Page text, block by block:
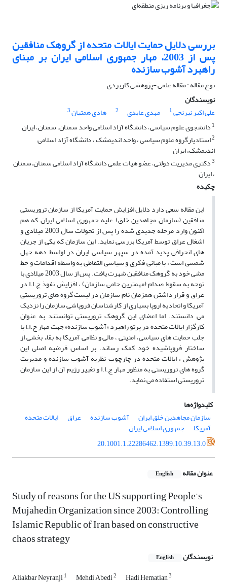
بررسی دلایل حمایت ایالات متحده از گروهک منافقین
پس از 2003، مهار جمهوری اسلامی ایران بر مبنای
راهبرد آشوب سازنده
نوع مقاله : مقاله علمی -پژوهشی کاربردی
نویسندگان
علی اکبر نیرنجی1 مهدی عابدی 2 هادی همتیان3
1 دانشجوی علوم سیاسی، دانشگاه آزاد اسلامی واحد سمنان، سمنان، ایران
2استادیارگروه علوم سیاسی ، واحد اندیمشک ، دانشگاه آزاد اسلامی
اندیمشک، ایران
3دکتری مدیریت دولتی، عضو هیات علمی دانشگاه آزاد اسلامی سمنان،سمنان
، ایران
چکیده
این مقاله سعی دارد دلایل افزایش حمایت آمریکا از سازمان تروریستی
منافقین (سازمان مجاهدین خلق) علیه جمهوری اسلامی ایران که هم
اکنون وارد مرحله جدیدی شده را پس از تحولات سال 2003 میلادی و
اشغال عراق توسط آمریکا بررسی نماید. این سازمان که یکی از جریان
های انحرافی پدید آمده در سپهر سیاسی ایران در اواسط دهه چهل
شمسی است ، با مبانی فکری و سیاسی التقاطی به واسطه اقدامات و خط
مشی خود به گروهک منافقین شهرت یافت. پس از سال 2003 میلادی با
توجه به سقوط صدام (مهمترین حامی سازمان) ، افزایش نفوذ ج.ا.ا در
عراق و قرار داشتن همزمان نام سازمان در لیست گروه های تروریستی
آمریکا و اتحادیه اروپا بسیاری از کارشناسان فروپاشی سازمان را نزدیک
می دانستند. اما اعضای این گروهک تروریستی توانستند به عنوان
کارگزار ایالات متحده در پرتو راهبرد «آشوب سازنده» جهت مهار ج.ا.ا با
جلب حمایت های سیاسی، امنیتی ، مالی و نظامی آمریکا به بقاء بخشی از
ساختار فروپاشیده خود کمک رساند. بر اساس فرضیه اصلی این
پژوهش ، ایالات متحده در چارچوب نظریه آشوب سازنده و مدیریت
گروه های تروریستی به منظور مهار ج.ا.ا و تغییر رژیم آن از این سازمان
تروریستی استفاده می نماید.
کلیدواژه‌ها
سازمان مجاهدین خلق ایران
آشوب سازنده عراق ایالات متحده
آمریکا
جمهوری اسلامی ایران
20.1001.1.22286462.1399.10.39.13.0
عنوان مقاله English
Study of reasons for the US supporting People’s
Mujahedin Organization since 2003: Controlling
Islamic Republic of Iran based on constructive
chaos strategy
نویسندگان English
Aliakbar Neyranji1 Mehdi Abedi2 Hadi Hematian3